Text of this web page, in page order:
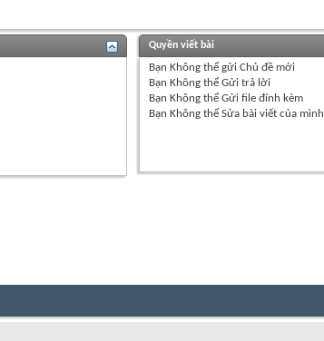
Quyền viết bài
Bạn Không thểgửi Chủ đề mới
Bạn Không thểGửi trả lời
Bạn Không thểGửi file đính kèm
Bạn Không thểSửa bài viết của mình